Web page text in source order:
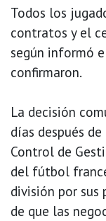
Todos los
contratos y el
según informó
confirmaron.
La decisión
días después
Control de
del fútbol
división por sus
de que las